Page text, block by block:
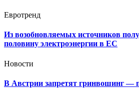
Евротренд
Из возобновляемых источников
половину электроэнергии в ЕС
Новости
В Австрии запретят гринвошинг —